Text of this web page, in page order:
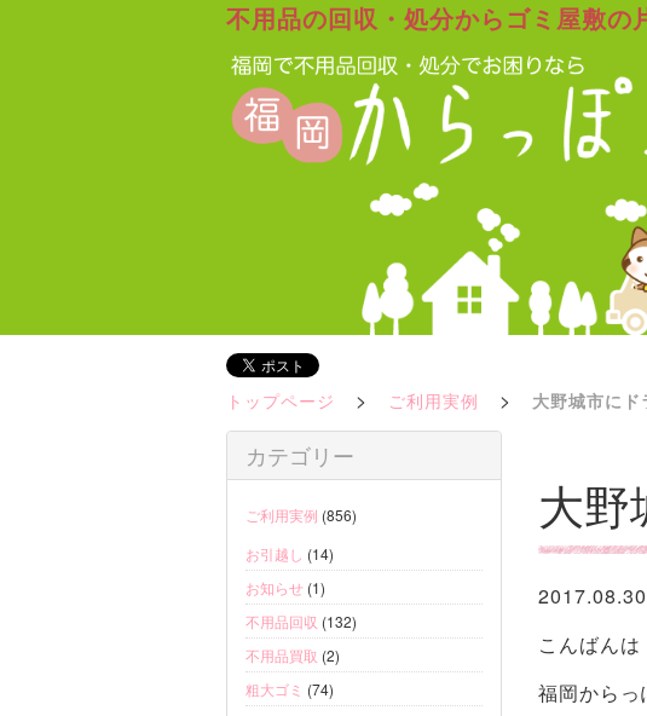
不用品の回収・処分からゴミ屋敷の
トップページ > ご利用実例 > 大野城市にド
カテゴリー
ご利用実例 (856)
お引越し (14)
お知らせ (1)
不用品回収 (132)
不用品買取 (2)
粗大ゴミ (74)
大野
2017.08.30
こんばんは
福岡から